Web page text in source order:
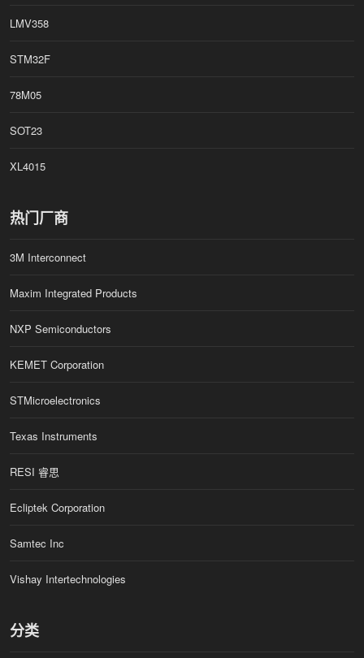
LMV358
STM32F
78M05
SOT23
XL4015
热门厂商
3M Interconnect
Maxim Integrated Products
NXP Semiconductors
KEMET Corporation
STMicroelectronics
Texas Instruments
RESI 睿思
Ecliptek Corporation
Samtec Inc
Vishay Intertechnologies
分类